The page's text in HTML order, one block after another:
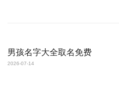
男孩名字大全取名免费
2026-07-14